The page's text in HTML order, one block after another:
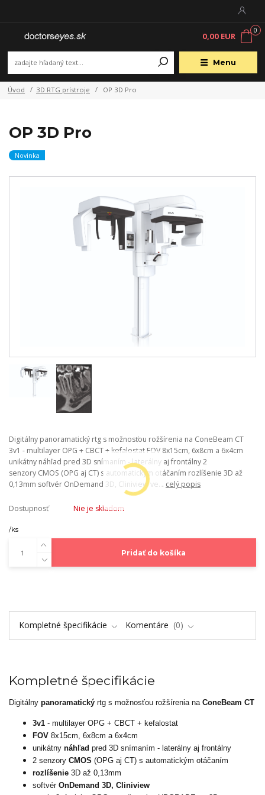
Menu
0
0,00 EUR
Úvod 3D RTG prístroje OP 3D Pro
OP 3D Pro
Novinka
Digitálny panoramatický rtg s možnosťou rožšírenia na ConeBeam CT
3v1 - multilayer OPG + CBCT + kefalostat FOV 8x15cm, 6x8cm a 6x4cm
unikátny náhľad pred 3D snímaním - laterálny aj frontálny 2
senzory CMOS (OPG aj CT) s automatickým otáčaním rozlíšenie 3D až
0,13mm softvér OnDemand 3D, Cliniview ve... celý popis
Dostupnosť Nie je skladom
/ks
Pridať do košíka
Kompletné špecifikácie Komentáre 0
Kompletné špecifikácie
Digitálny panoramatický rtg s možnosťou rožšírenia na ConeBeam CT
3v1 - multilayer OPG + CBCT + kefalostat
FOV 8x15cm, 6x8cm a 6x4cm
unikátny náhľad pred 3D snímaním - laterálny aj frontálny
2 senzory CMOS (OPG aj CT) s automatickým otáčaním
rozlíšenie 3D až 0,13mm
softvér OnDemand 3D, Cliniview